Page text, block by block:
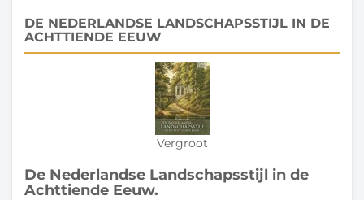
DE NEDERLANDSE LANDSCHAPSSTIJL IN DE
ACHTTIENDE EEUW
Vergroot
De Nederlandse Landschapsstijl in de
Achttiende Eeuw.